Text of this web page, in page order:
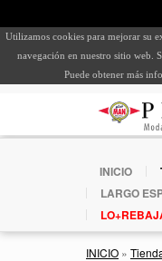
Utilizamos cookies para mejorar su
navegación en nuestro sitio web.
Puede obtener más
INICIO
LARGO
INICIO »